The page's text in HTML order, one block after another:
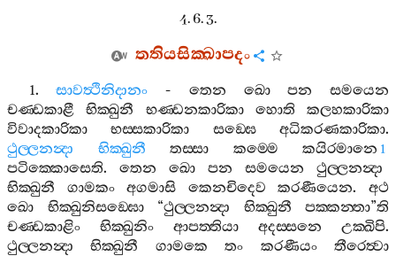
4. 6. 3.
තතියසික‍්ඛාපදං
1.සාවත්‍ථිනිදානං - තෙන ඛො පන
සමයෙන
චණ‍්ඩකාළී
භික‍්ඛුනී භණ‍්ඩනකාරිකා හොති
කලහකාරිකා
විවාදකාරිකා
භස‍්සකාරිකා සඞ‍්ඝෙ අධිකරණකාරිකා.
ථුල‍්ලනන්‍දා
භික‍්ඛුනී තස‍්සා කම‍්මෙ කයිරමානෙ 1
පටික‍්කොසෙති. තෙන ඛො පන සමයෙන
ථුල‍්ලනන්‍දා
භික‍්ඛුනී
ගාමකං අගමාසි කෙනචිදෙව කරණීයෙන.අථ
ඛො
භික‍්ඛුනිසඞ‍්ඝො“ථුල‍්ලනන්‍දා භික‍්ඛුනී පක‍්කන‍්තා”ති
චණ‍්ඩකාළිං
භික‍්ඛුනිං ආපත‍්තියා අදස‍්සනෙ උක‍්ඛිපි.
ථුල‍්ලනන්‍දා
භික‍්ඛුනී ගාමකෙ තං කරණීයං
තීරෙත්‍වා